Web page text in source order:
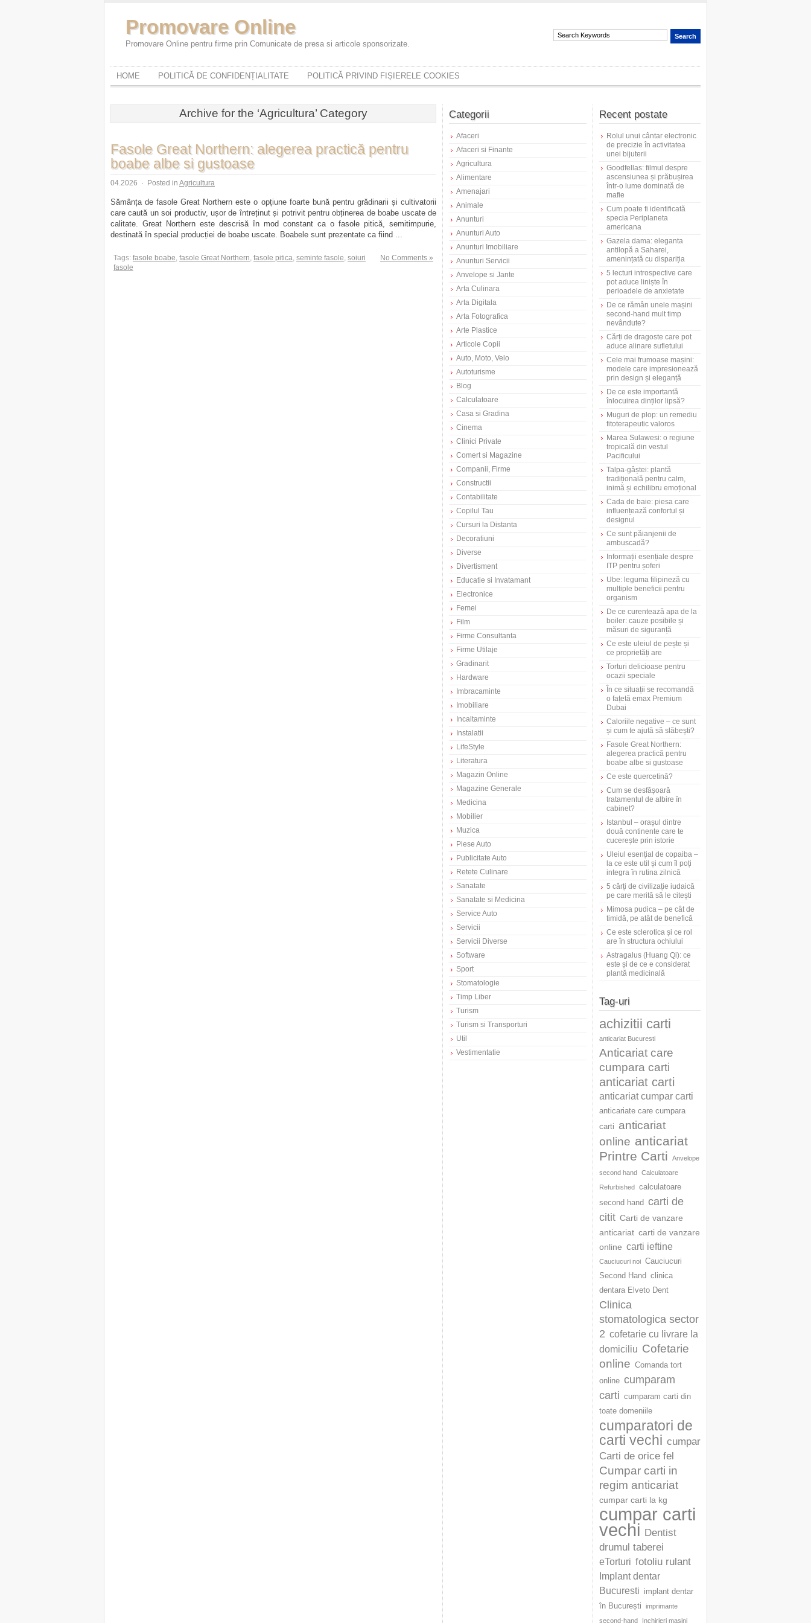
Promovare Online
Promovare Online pentru firme prin Comunicate de presa si articole sponsorizate.
HOME POLITICĂ DE CONFIDENȚIALITATE POLITICĂ PRIVIND FIȘIERELE COOKIES
Archive for the ‘Agricultura’ Category
Fasole Great Northern: alegerea practică pentru
boabe albe si gustoase
04.2026 · Posted in Agricultura
Sămânța de fasole Great Northern este o opțiune foarte bună pentru grădinarii și cultivatorii
care caută un soi productiv, ușor de întreținut și potrivit pentru obținerea de boabe uscate de
calitate. Great Northern este descrisă în mod constant ca o fasole pitică, semitimpurie,
destinată în special producției de boabe uscate. Boabele sunt prezentate ca fiind ...
No Comments »
Tags: fasole boabe, fasole Great Northern, fasole pitica, seminte fasole, soiuri
fasole
Categorii
Afaceri
Afaceri si Finante
Agricultura
Alimentare
Amenajari
Animale
Anunturi
Anunturi Auto
Anunturi Imobiliare
Anunturi Servicii
Anvelope si Jante
Arta Culinara
Arta Digitala
Arta Fotografica
Arte Plastice
Articole Copii
Auto, Moto, Velo
Autoturisme
Blog
Calculatoare
Casa si Gradina
Cinema
Clinici Private
Comert si Magazine
Companii, Firme
Constructii
Contabilitate
Copilul Tau
Cursuri la Distanta
Decoratiuni
Diverse
Divertisment
Educatie si Invatamant
Electronice
Femei
Film
Firme Consultanta
Firme Utilaje
Gradinarit
Hardware
Imbracaminte
Imobiliare
Incaltaminte
Instalatii
LifeStyle
Literatura
Magazin Online
Magazine Generale
Medicina
Mobilier
Muzica
Piese Auto
Publicitate Auto
Retete Culinare
Sanatate
Sanatate si Medicina
Service Auto
Servicii
Servicii Diverse
Software
Sport
Stomatologie
Timp Liber
Turism
Turism si Transporturi
Util
Vestimentatie
Recent postate
Rolul unui cântar electronic
de precizie în activitatea
unei bijuterii
Goodfellas: filmul despre
ascensiunea și prăbușirea
într-o lume dominată de
mafie
Cum poate fi identificată
specia Periplaneta
americana
Gazela dama: eleganta
antilopă a Saharei,
amenințată cu dispariția
5 lecturi introspective care
pot aduce liniște în
perioadele de anxietate
De ce rămân unele mașini
second-hand mult timp
nevândute?
Cărți de dragoste care pot
aduce alinare sufletului
Cele mai frumoase mașini:
modele care impresionează
prin design și eleganță
De ce este importantă
înlocuirea dinților lipsă?
Muguri de plop: un remediu
fitoterapeutic valoros
Marea Sulawesi: o regiune
tropicală din vestul
Pacificului
Talpa-gâștei: plantă
tradițională pentru calm,
inimă și echilibru emoțional
Cada de baie: piesa care
influențează confortul și
designul
Ce sunt păianjenii de
ambuscadă?
Informații esențiale despre
ITP pentru șoferi
Ube: leguma filipineză cu
multiple beneficii pentru
organism
De ce curentează apa de la
boiler: cauze posibile și
măsuri de siguranță
Ce este uleiul de pește și
ce proprietăți are
Torturi delicioase pentru
ocazii speciale
În ce situații se recomandă
o fațetă emax Premium
Dubai
Caloriile negative – ce sunt
și cum te ajută să slăbești?
Fasole Great Northern:
alegerea practică pentru
boabe albe si gustoase
Ce este quercetină?
Cum se desfășoară
tratamentul de albire în
cabinet?
Istanbul – orașul dintre
două continente care te
cucerește prin istorie
Uleiul esențial de copaiba –
la ce este util și cum îl poți
integra în rutina zilnică
5 cărți de civilizație iudaică
pe care merită să le citești
Mimosa pudica – pe cât de
timidă, pe atât de benefică
Ce este sclerotica și ce rol
are în structura ochiului
Astragalus (Huang Qi): ce
este și de ce e considerat
plantă medicinală
Tag-uri
achizitii carti
anticariat Bucuresti
Anticariat care
cumpara carti
anticariat carti
anticariat cumpar carti
anticariate care cumpara
carti
anticariat
online anticariat
Printre Carti
Anvelope
second hand Calculatoare
Refurbished calculatoare
second hand carti de
citit Carti de vanzare
anticariat carti de vanzare
online carti ieftine
Cauciucuri noi Cauciucuri
Second Hand clinica
dentara Elveto Dent
Clinica
stomatologica sector
2 cofetarie cu livrare la
domiciliu Cofetarie
online Comanda tort
online cumparam
carti cumparam carti din
toate domeniile
cumparatori de
carti vechi cumpar
Carti de orice fel
Cumpar carti in
regim anticariat
cumpar carti la kg
cumpar carti
vechi Dentist
drumul taberei
eTorturi fotoliu rulant
Implant dentar
Bucuresti
implant dentar
în București
imprimante
second-hand
Inchirieri masini